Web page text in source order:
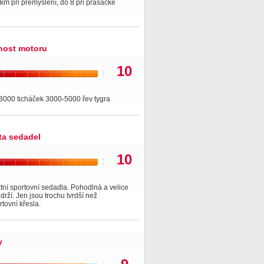
při přemýšlení, do 8 při prasácké
motoru
10
ticháček 3000-5000 řev tygra
sedadel
10
sportovní sedadla. Pohodlná a velice
Jen jsou trochu tvrdší než
křesla.